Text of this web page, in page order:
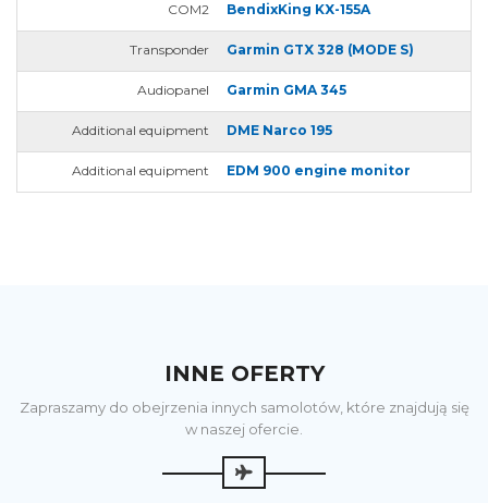
COM2 BendixKing KX-155A
Transponder Garmin GTX 328 (MODE S)
Audiopanel Garmin GMA 345
Additional equipment DME Narco 195
Additional equipment EDM 900 engine monitor
INNE OFERTY
Zapraszamy do obejrzenia innych samolotów, które znajdują się
w naszej ofercie.